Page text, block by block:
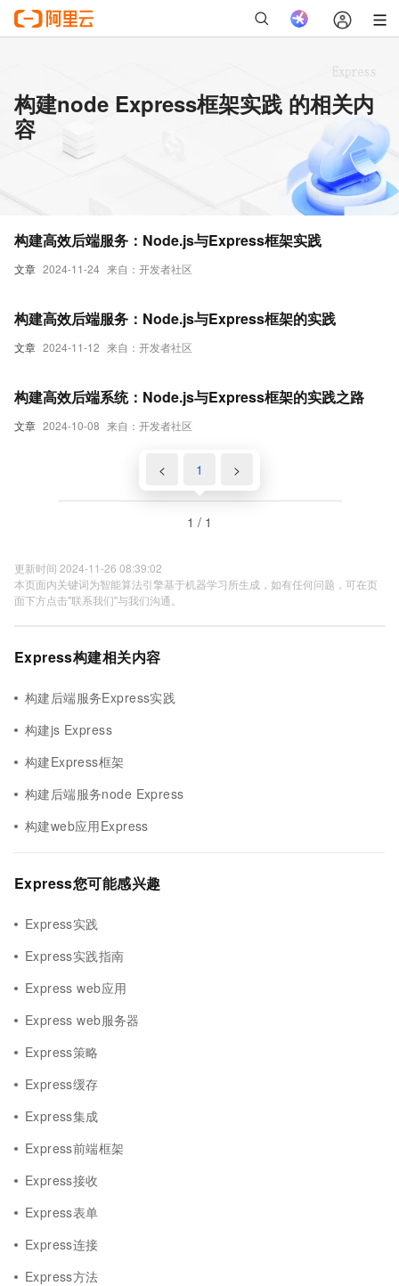
构建node Express框架实践 的相关内
容
文章 2024-11-24 来自：开发者社区
构建高效后端服务：Node.js与Express框架实践
文章 2024-11-12 来自：开发者社区
构建高效后端服务：Node.js与Express框架的实践
文章 2024-10-08 来自：开发者社区
构建高效后端系统：Node.js与Express框架的实践之路
< 1 >
1 / 1
更新时间 2024-11-26 08:39:02
本页面内关键词为智能算法引擎基于机器学习所生成，如有任何问题，可在页
面下方点击"联系我们"与我们沟通。
Express构建相关内容
构建后端服务Express实践
构建js Express
构建Express框架
构建后端服务node Express
构建web应用Express
Express您可能感兴趣
Express实践
Express实践指南
Express web应用
Express web服务器
Express策略
Express缓存
Express集成
Express前端框架
Express接收
Express表单
Express连接
Express方法